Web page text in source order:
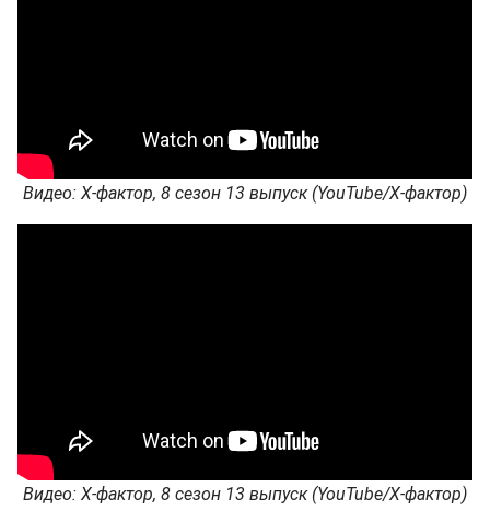
Видео: Х-фактор, 8 сезон 13 выпуск (YouTube/Х-фактор)
Видео: Х-фактор, 8 сезон 13 выпуск (YouTube/Х-фактор)